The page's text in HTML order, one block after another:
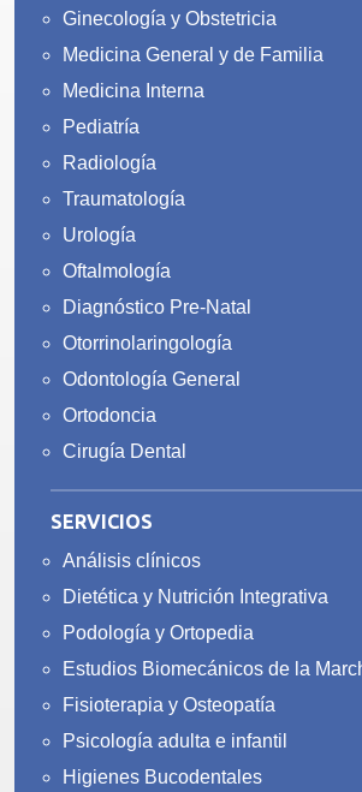
Ginecología y Obstetricia
Medicina General y de Familia
Medicina Interna
Pediatría
Radiología
Traumatología
Urología
Oftalmología
Diagnóstico Pre-Natal
Otorrinolaringología
Odontología General
Ortodoncia
Cirugía Dental
SERVICIOS
Análisis clínicos
Dietética y Nutrición Integrativa
Podología y Ortopedia
Estudios Biomecánicos de la
Fisioterapia y Osteopatía
Psicología adulta e infantil
Higienes Bucodentales